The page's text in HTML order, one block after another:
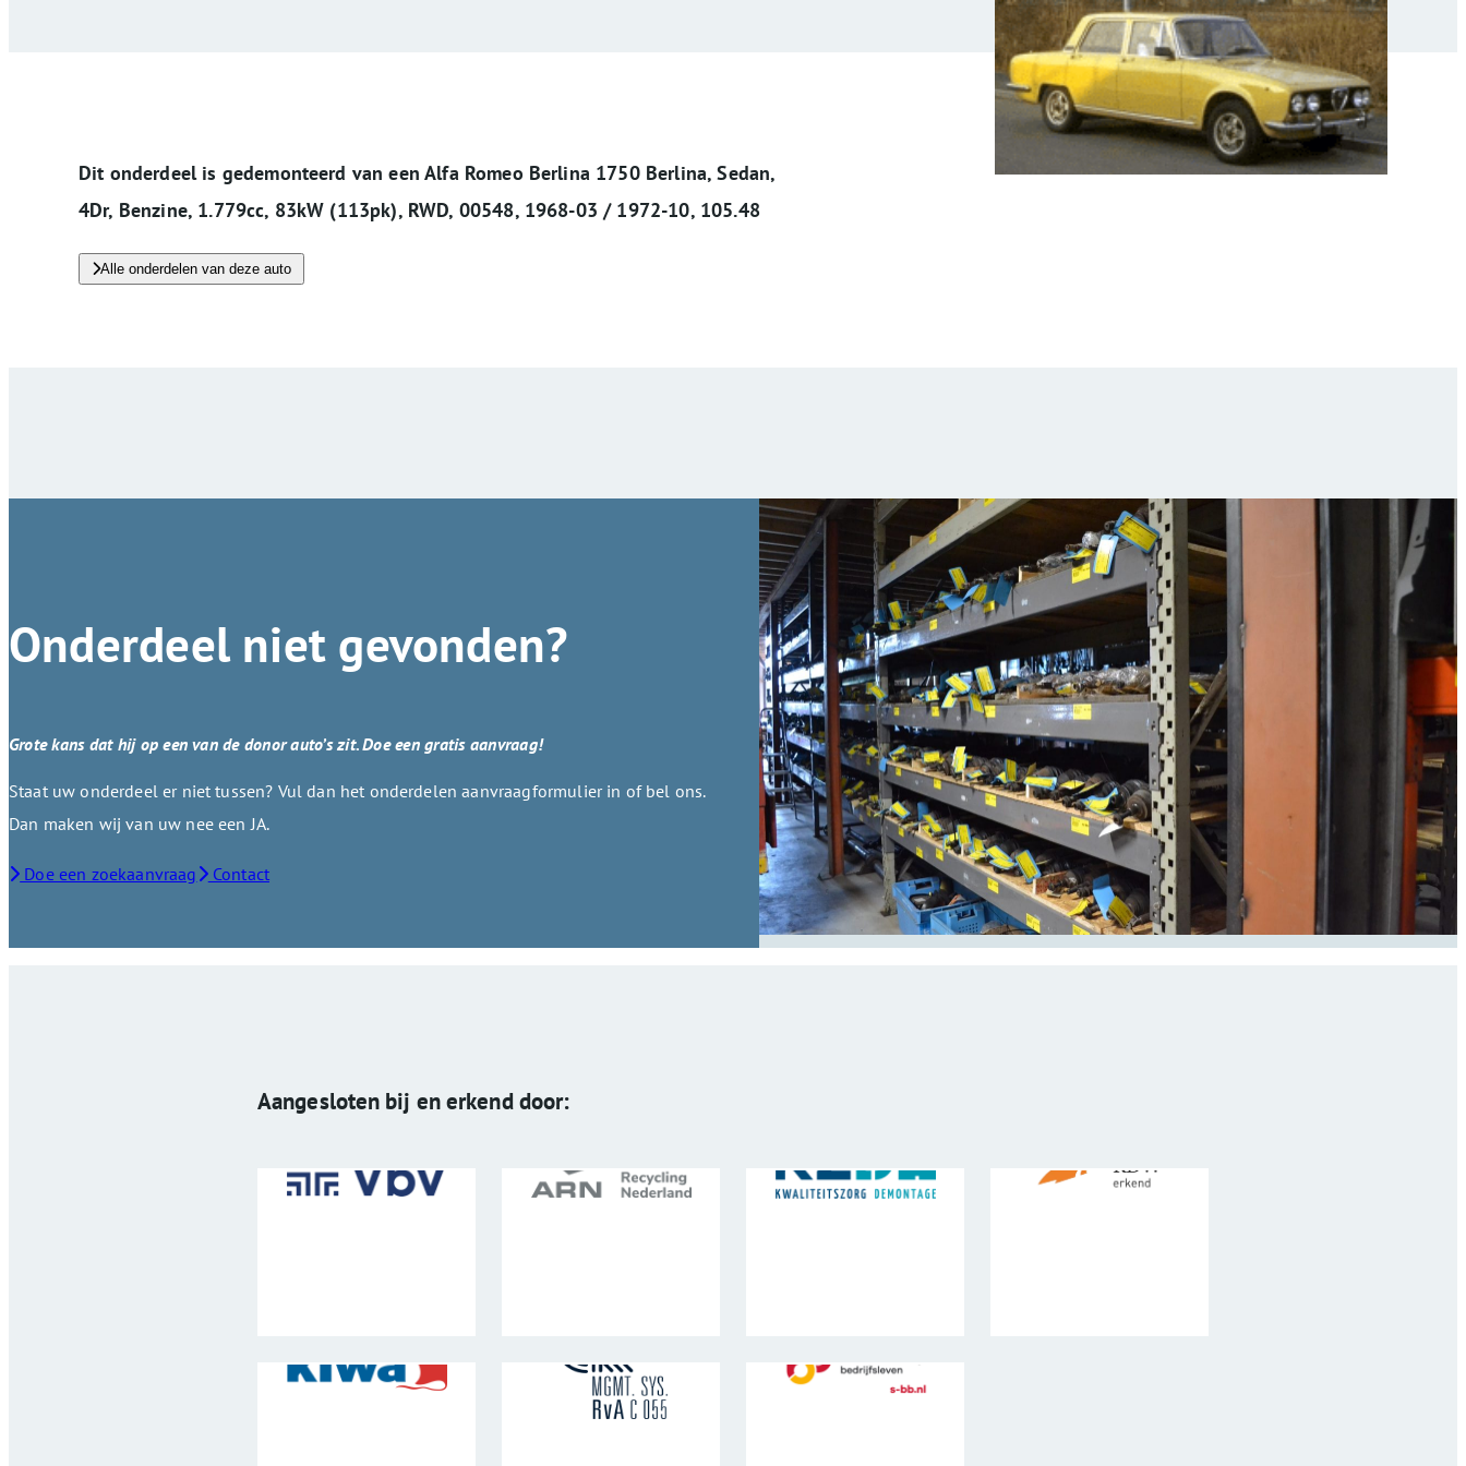
Dit onderdeel is gedemonteerd van een Alfa Romeo Berlina 1750 Berlina, Sedan,
4Dr, Benzine, 1.779cc, 83kW (113pk), RWD, 00548, 1968-03 / 1972-10, 105.48
Alle onderdelen van deze auto
Onderdeel niet gevonden?
Grote kans dat hij op een van de donor auto’s zit. Doe een gratis aanvraag!
Staat uw onderdeel er niet tussen? Vul dan het onderdelen aanvraagformulier in of bel ons.
Dan maken wij van uw nee een JA.
Doe een zoekaanvraag Contact
Aangesloten bij en erkend door: